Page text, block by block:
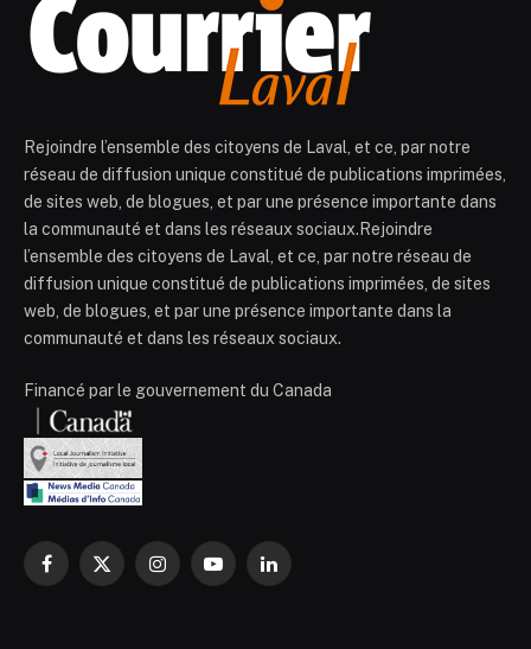
Rejoindre l’ensemble des citoyens de Laval, et ce, par notre
réseau de diffusion unique constitué de publications imprimées,
de sites web, de blogues, et par une présence importante dans
la communauté et dans les réseaux sociaux.Rejoindre
l’ensemble des citoyens de Laval, et ce, par notre réseau de
diffusion unique constitué de publications imprimées, de sites
web, de blogues, et par une présence importante dans la
communauté et dans les réseaux sociaux.
Financé par le gouvernement du Canada
Facebook
X
InstagramYouTubeLinkedIn